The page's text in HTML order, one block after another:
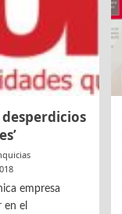
desperdicios
empresa
en el